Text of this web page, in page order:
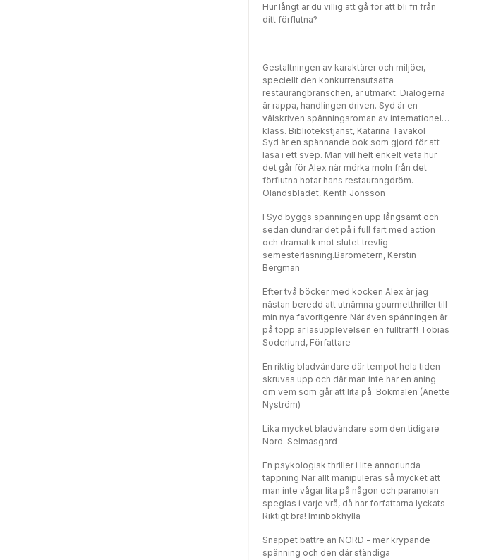
Hur långt är du villig att gå för att bli fri från
ditt förflutna?
Gestaltningen av karaktärer och miljöer,
speciellt den konkurrensutsatta
restaurangbranschen, är utmärkt. Dialogerna
är rappa, handlingen driven. Syd är en
välskriven spänningsroman av internationell
klass. Bibliotekstjänst, Katarina Tavakol
Syd är en spännande bok som gjord för att
läsa i ett svep. Man vill helt enkelt veta hur
det går för Alex när mörka moln från det
förflutna hotar hans restaurangdröm.
Ölandsbladet, Kenth Jönsson
I Syd byggs spänningen upp långsamt och
sedan dundrar det på i full fart med action
och dramatik mot slutet trevlig
semesterläsning.Barometern, Kerstin
Bergman
Efter två böcker med kocken Alex är jag
nästan beredd att utnämna gourmetthriller till
min nya favoritgenre När även spänningen är
på topp är läsupplevelsen en fullträff! Tobias
Söderlund, Författare
En riktig bladvändare där tempot hela tiden
skruvas upp och där man inte har en aning
om vem som går att lita på. Bokmalen (Anette
Nyström)
Lika mycket bladvändare som den tidigare
Nord. Selmasgard
En psykologisk thriller i lite annorlunda
tappning När allt manipuleras så mycket att
man inte vågar lita på någon och paranoian
speglas i varje vrå, då har författarna lyckats
Riktigt bra! Iminbokhylla
Snäppet bättre än NORD - mer krypande
spänning och den där ständiga